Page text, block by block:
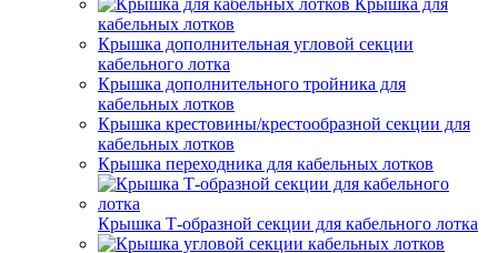
Крышка для
кабельных лотков
Крышка дополнительная угловой секции
кабельного лотка
Крышка дополнительного тройника для
кабельных лотков
Крышка крестовины/крестообразной секции для
кабельных лотков
Крышка переходника для кабельных лотков
Крышка Т-образной секции для кабельного лотка